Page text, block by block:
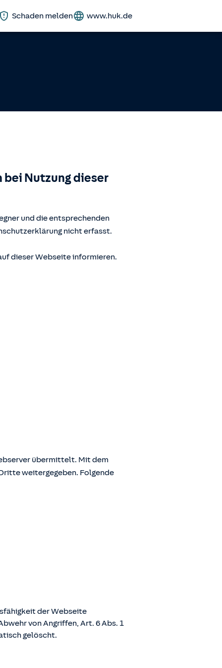
Schaden melden www.huk.de
Nutzung dieser
und die entsprechenden
nicht erfasst.
dieser Webseite informieren.
übermittelt. Mit dem
weitergegeben. Folgende
der Webseite
von Angriffen, Art. 6 Abs. 1
gelöscht.